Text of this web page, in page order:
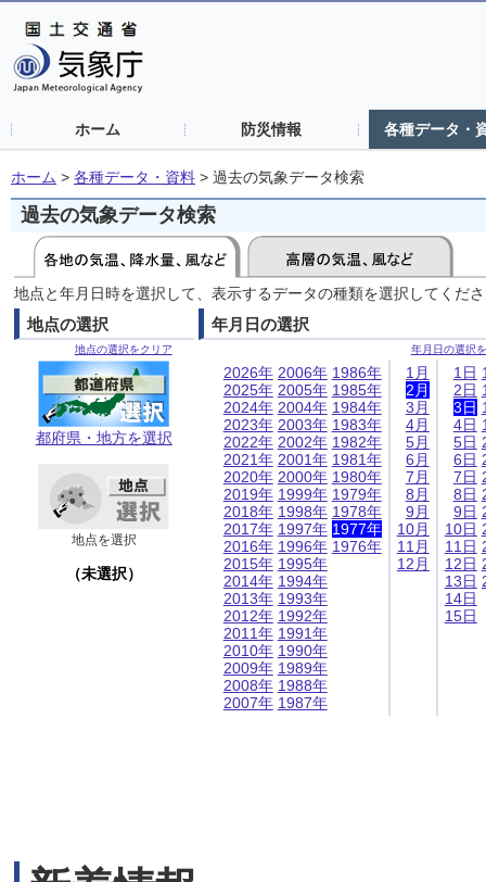
ホーム 防災情報 各種データ・
ホーム > 各種データ・資料 > 過去の気象データ検索
過去の気象データ検索
地点と年月日時を選択して、表示するデータの種類を選択してくだ
地点の選択
地点の選択をクリア
都府県・地方を選択
地点を選択
（未選択）
年月日の選択
年月日の選択
2026年
2025年
2024年
2023年
2022年
2021年
2020年
2019年
2018年
2017年
2016年
2015年
2014年
2013年
2012年
2011年
2010年
2009年
2008年
2007年
2006年
2005年
2004年
2003年
2002年
2001年
2000年
1999年
1998年
1997年
1996年
1995年
1994年
1993年
1992年
1991年
1990年
1989年
1988年
1987年
1986年
1985年
1984年
1983年
1982年
1981年
1980年
1979年
1978年
1977年
1976年
1月
2月
3月
4月
5月
6月
7月
8月
9月
10月
11月
12月
1日
2日
3日
4日
5日
6日
7日
8日
9日
10日
11日
12日
13日
14日
15日